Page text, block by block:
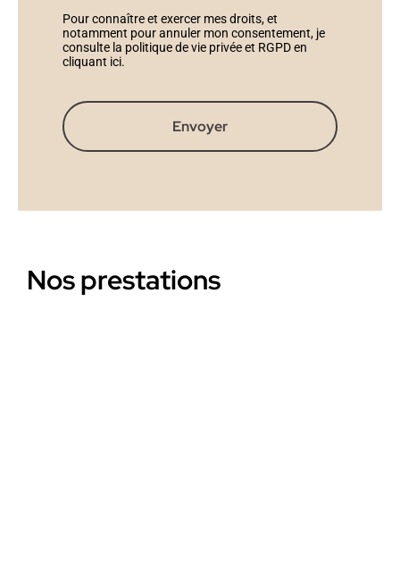
Pour connaître et exercer mes droits, et
notamment pour annuler mon consentement, je
consulte la politique de vie privée et RGPD en
cliquant ici.
Envoyer
Nos prestations